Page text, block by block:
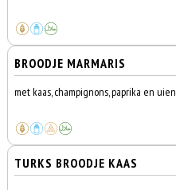
BROODJE MARMARIS
met kaas, champignons, paprika en uien
TURKS BROODJE KAAS